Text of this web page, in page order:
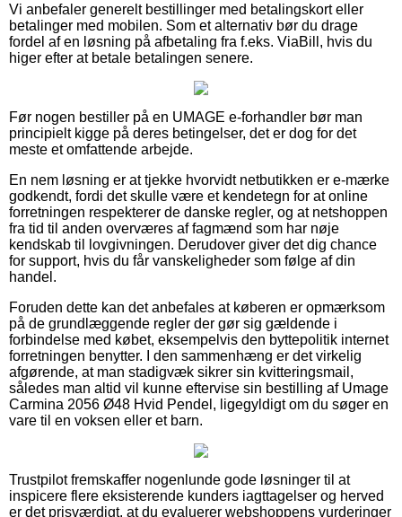
Vi anbefaler generelt bestillinger med betalingskort eller
betalinger med mobilen. Som et alternativ bør du drage
fordel af en løsning på afbetaling fra f.eks. ViaBill, hvis du
higer efter at betale betalingen senere.
Før nogen bestiller på en UMAGE e-forhandler bør man
principielt kigge på deres betingelser, det er dog for det
meste et omfattende arbejde.
En nem løsning er at tjekke hvorvidt netbutikken er e-mærke
godkendt, fordi det skulle være et kendetegn for at online
forretningen respekterer de danske regler, og at netshoppen
fra tid til anden overværes af fagmænd som har nøje
kendskab til lovgivningen. Derudover giver det dig chance
for support, hvis du får vanskeligheder som følge af din
handel.
Foruden dette kan det anbefales at køberen er opmærksom
på de grundlæggende regler der gør sig gældende i
forbindelse med købet, eksempelvis den byttepolitik internet
forretningen benytter. I den sammenhæng er det virkelig
afgørende, at man stadigvæk sikrer sin kvitteringsmail,
således man altid vil kunne eftervise sin bestilling af Umage
Carmina 2056 Ø48 Hvid Pendel, ligegyldigt om du søger en
vare til en voksen eller et barn.
Trustpilot fremskaffer nogenlunde gode løsninger til at
inspicere flere eksisterende kunders iagttagelser og herved
er det prisværdigt, at du evaluerer webshoppens vurderinger